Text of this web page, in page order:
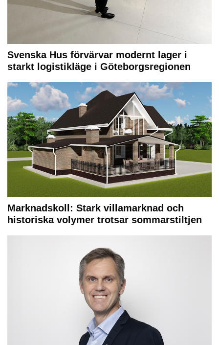
Svenska Hus förvärvar modernt lager i
starkt logistikläge i Göteborgsregionen
Marknadskoll: Stark villamarknad och
historiska volymer trotsar sommarstiltjen